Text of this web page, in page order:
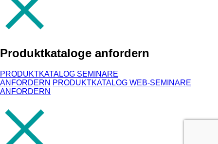
Produktkataloge anfordern
PRODUKTKATALOG SEMINARE
ANFORDERN PRODUKTKATALOG WEB-SEMINARE
ANFORDERN